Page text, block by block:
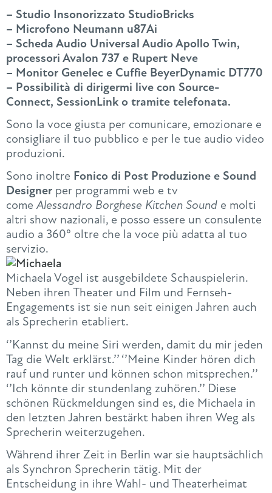
– Studio Insonorizzato StudioBricks
– Microfono Neumann u87Ai
– Scheda Audio Universal Audio Apollo Twin,
processori Avalon 737 e Rupert Neve
– Monitor Genelec e Cuffie BeyerDynamic DT770
– Possibilità di dirigermi live con Source-
Connect, SessionLink o tramite telefonata.
Sono la voce giusta per comunicare, emozionare e
consigliare il tuo pubblico e per le tue audio video
produzioni.
Sono inoltre Fonico di Post Produzione e Sound
Designer per programmi web e tv
comeAlessandro Borghese Kitchen Sound e molti
altri show nazionali, e posso essere un consulente
audio a 360° oltre che la voce più adatta al tuo
servizio.
Michaela Vogel ist ausgebildete Schauspielerin.
Neben ihren Theater und Film und Fernseh-
Engagements ist sie nun seit einigen Jahren auch
als Sprecherin etabliert.
‘’Kannst du meine Siri werden, damit du mir jeden
Tag die Welt erklärst.’’ ‘’Meine Kinder hören dich
rauf und runter und können schon mitsprechen.’’
‘’Ich könnte dir stundenlang zuhören.’’ Diese
schönen Rückmeldungen sind es, die Michaela in
den letzten Jahren bestärkt haben ihren Weg als
Sprecherin weiterzugehen.
Während ihrer Zeit in Berlin war sie hauptsächlich
als Synchron Sprecherin tätig. Mit der
Entscheidung in ihre Wahl- und Theaterheimat